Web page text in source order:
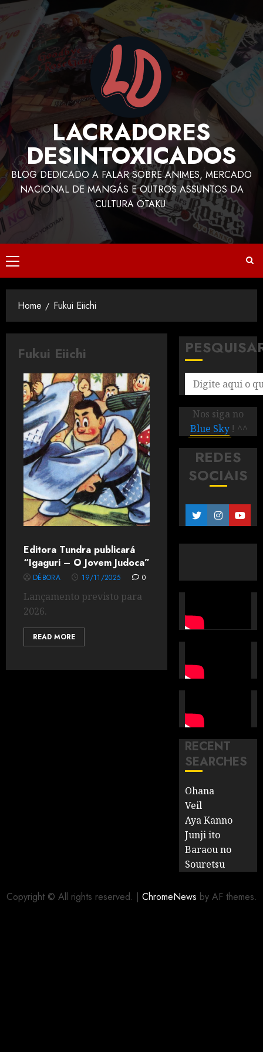
LACRADORES
DESINTOXICADOS
BLOG DEDICADO A FALAR SOBRE ANIMES, MERCADO
NACIONAL DE MANGÁS E OUTROS ASSUNTOS DA
CULTURA OTAKU.
Home Fukui Eiichi
Fukui Eiichi
Editora Tundra publicará
“Igaguri – O Jovem Judoca”
DÉBORA 19/11/2025 0
Lançamento previsto para
2026.
READ MORE
Nos siga no
Blue Sky ! ^^
REDES
SOCIAIS
RECENT
SEARCHES
Ohana
Veil
Aya Kanno
Junji ito
Baraou no
Souretsu
Copyright © All rights reserved. | ChromeNews by AF themes.